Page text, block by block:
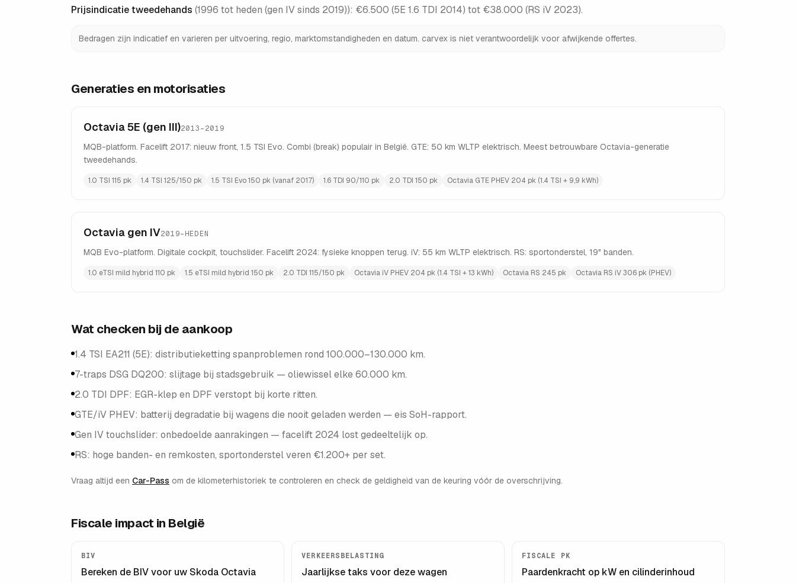
Prijsindicatie tweedehands (1996 tot heden (gen IV sinds 2019)): €6.500 (5E 1.6 TDI 2014) tot €38.000 (RS iV 2023).
Bedragen zijn indicatief en varieren per uitvoering, regio, marktomstandigheden en datum. carvex is niet verantwoordelijk voor afwijkende offertes.
Generaties en motorisaties
Octavia 5E (gen III)2013–2019
MQB-platform. Facelift 2017: nieuw front, 1.5 TSI Evo. Combi (break) populair in België. GTE: 50 km WLTP elektrisch. Meest betrouwbare Octavia-generatie
tweedehands.
1.0 TSI 115 pk 1.4 TSI 125/150 pk 1.5 TSI Evo 150 pk (vanaf 2017) 1.6 TDI 90/110 pk 2.0 TDI 150 pk Octavia GTE PHEV 204 pk (1.4 TSI + 9,9 kWh)
Octavia gen IV2019–HEDEN
MQB Evo-platform. Digitale cockpit, touchslider. Facelift 2024: fysieke knoppen terug. iV: 55 km WLTP elektrisch. RS: sportonderstel, 19" banden.
1.0 eTSI mild hybrid 110 pk 1.5 eTSI mild hybrid 150 pk 2.0 TDI 115/150 pk Octavia iV PHEV 204 pk (1.4 TSI + 13 kWh) Octavia RS 245 pk Octavia RS iV 306 pk (PHEV)
Wat checken bij de aankoop
1.4 TSI EA211 (5E): distributieketting spanproblemen rond 100.000–130.000 km.
7-traps DSG DQ200: slijtage bij stadsgebruik — oliewissel elke 60.000 km.
2.0 TDI DPF: EGR-klep en DPF verstopt bij korte ritten.
GTE/iV PHEV: batterij degradatie bij wagens die nooit geladen werden — eis SoH-rapport.
Gen IV touchslider: onbedoelde aanrakingen — facelift 2024 lost gedeeltelijk op.
RS: hoge banden- en remkosten, sportonderstel veren €1.200+ per set.
Vraag altijd een Car-Pass om de kilometerhistoriek te controleren en check de geldigheid van de keuring vóór de overschrijving.
Fiscale impact in België
BIV
Bereken de BIV voor uwSkoda Octavia
VERKEERSBELASTING
Jaarlijkse taks voor deze wagen
FISCALE PK
Paardenkracht op kW en cilinderinhoud